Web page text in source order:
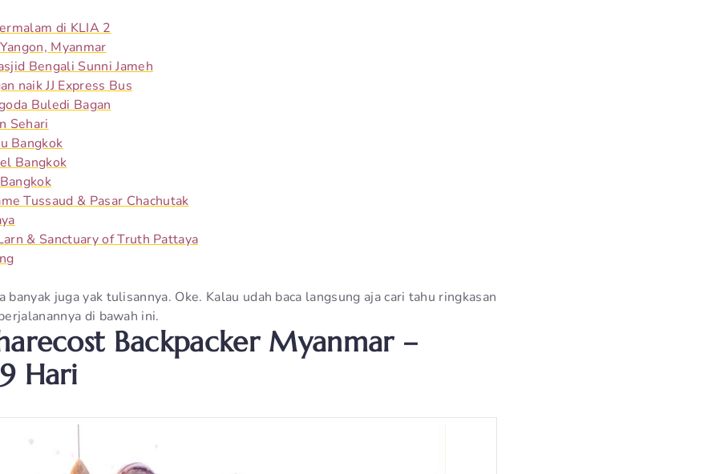
di KLIA 2
Myanmar
Bengali Sunni Jameh
naik JJ Express Bus
Buledi Bagan
Sehari
Bangkok
Bangkok
Tussaud & Pasar Chachutak
& Sanctuary of Truth Pattaya
banyak juga yak tulisannya. Oke. Kalau udah baca langsung aja cari tahu ringkasan
di bawah ini.
Backpacker Myanmar –
Hari